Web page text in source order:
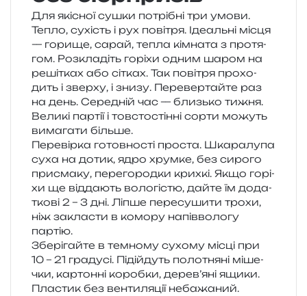
Для які­сної сушки потрі­бні три умови.
Тепло, сухість і рух пові­тря. Ідеальні місця
— гори­ще, сарай, тепла кім­на­та з про­тя­
гом. Розкладіть горі­хи одним шаром на
реші­тках або сітках. Так пові­тря про­хо­
дить і звер­ху, і знизу. Перевертайте раз
на день. Середній час — близь­ко тижня.
Великі пар­тії і тов­сто­стін­ні сорти можуть
вима­га­ти більше.
Перевірка готов­но­сті про­ста. Шкаралупа
суха на дотик, ядро хрум­ке, без сиро­го
при­сма­ку, пере­го­род­ки кри­хкі. Якщо горі­
хи ще від­да­ють воло­гі­стю, дайте їм дода­
тко­ві 2 – 3 дні. Ліпше пере­су­ши­ти трохи,
ніж закла­сти в комо­ру напів­во­ло­гу
партію.
Зберігайте в тем­но­му сухо­му місці при
10 – 21 гра­ду­сі. Підійдуть поло­тня­ні міше­
чки, кар­тон­ні короб­ки, дерев’яні ящики.
Пластик без вен­ти­ля­ції неба­жа­ний.